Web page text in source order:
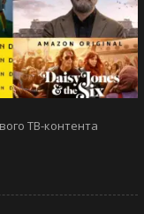
ТВ-контента